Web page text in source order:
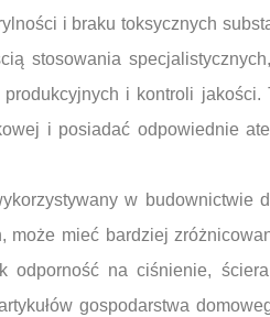
i braku toksycznych
stosowania
produkcyjnych i kontroli
i posiadać odpowiednie
w budownictwie
może mieć bardziej
odporność na ciśnienie,
gospodarstwa